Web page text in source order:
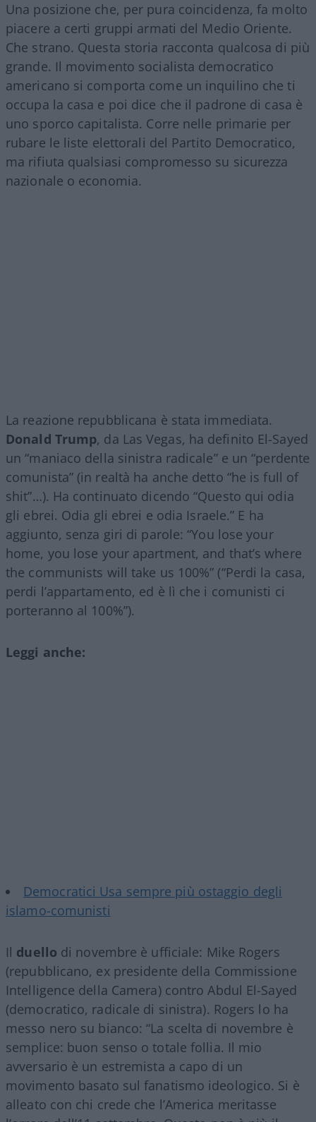
Una posizione che, per pura coincidenza, fa molto
piacere a certi gruppi armati del Medio Oriente.
Che strano. Questa storia racconta qualcosa di più
grande. Il movimento socialista democratico
americano si comporta come un inquilino che ti
occupa la casa e poi dice che il padrone di casa è
uno sporco capitalista. Corre nelle primarie per
rubare le liste elettorali del Partito Democratico,
ma rifiuta qualsiasi compromesso su sicurezza
nazionale o economia.
La reazione repubblicana è stata immediata.
Donald Trump, da Las Vegas, ha definito El-Sayed
un “maniaco della sinistra radicale” e un “perdente
comunista” (in realtà ha anche detto “he is full of
shit”…). Ha continuato dicendo “Questo qui odia
gli ebrei. Odia gli ebrei e odia Israele.” E ha
aggiunto, senza giri di parole: “You lose your
home, you lose your apartment, and that’s where
the communists will take us 100%” (“Perdi la casa,
perdi l’appartamento, ed è lì che i comunisti ci
porteranno al 100%”).
Leggi anche:
Democratici Usa sempre più ostaggio degli
islamo-comunisti
Il duello di novembre è ufficiale: Mike Rogers
(repubblicano, ex presidente della Commissione
Intelligence della Camera) contro Abdul El-Sayed
(democratico, radicale di sinistra). Rogers lo ha
messo nero su bianco: “La scelta di novembre è
semplice: buon senso o totale follia. Il mio
avversario è un estremista a capo di un
movimento basato sul fanatismo ideologico. Si è
alleato con chi crede che l’America meritasse